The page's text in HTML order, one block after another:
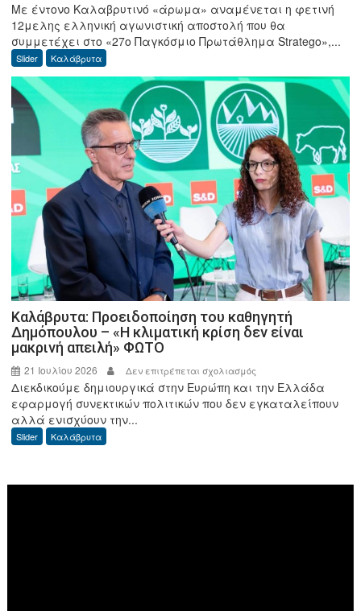
Καλαβρυτινές
συμμετοχές
στο
Παγκόσμιο
Πρωτάθλημα
Stratego
2026»
που
θα
διεξαχθεί
στο
Leiden
της
Ολλανδίας
Με έντονο Καλαβρυτινό «άρωμα» αναμένεται η φετινή
12μελης ελληνική αγωνιστική αποστολή που θα
συμμετέχει στο «27ο Παγκόσμιο Πρωτάθλημα Stratego»,...
Slider Καλάβρυτα
Καλάβρυτα: Προειδοποίηση του καθηγητή
Δημόπουλου – «Η κλιματική κρίση δεν είναι
μακρινή απειλή» ΦΩΤΟ
21 Ιουλίου 2026 Δεν επιτρέπεται σχολιασμός
Καλάβρυτα:
Προειδοποίηση
Διεκδικούμε δημιουργικά στην Ευρώπη και την Ελλάδα
εφαρμογή συνεκτικών πολιτικών που δεν εγκαταλείπουν
αλλά ενισχύουν την...
Slider Καλάβρυτα